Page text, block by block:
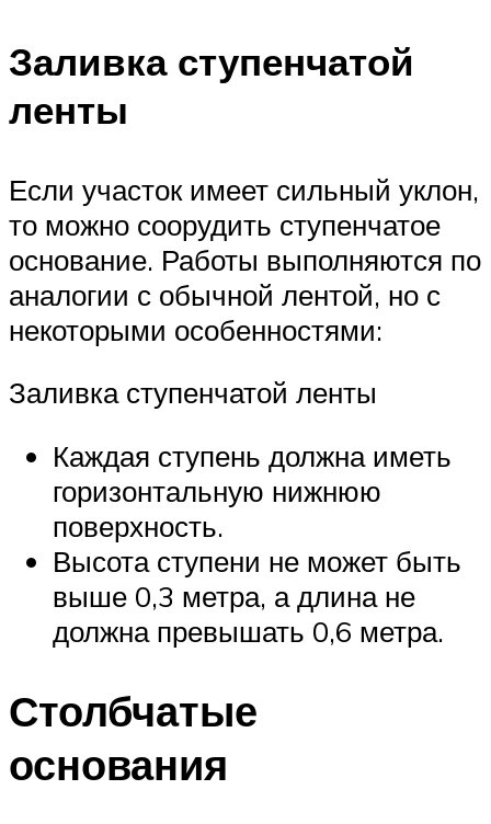
Заливка ступенчатой
ленты
Если участок имеет сильный уклон,
то можно соорудить ступенчатое
основание. Работы выполняются по
аналогии с обычной лентой, но с
некоторыми особенностями:
Заливка ступенчатой ленты
Каждая ступень должна иметь
горизонтальную нижнюю
поверхность.
Высота ступени не может быть
выше 0,3 метра, а длина не
должна превышать 0,6 метра.
Столбчатые
основания